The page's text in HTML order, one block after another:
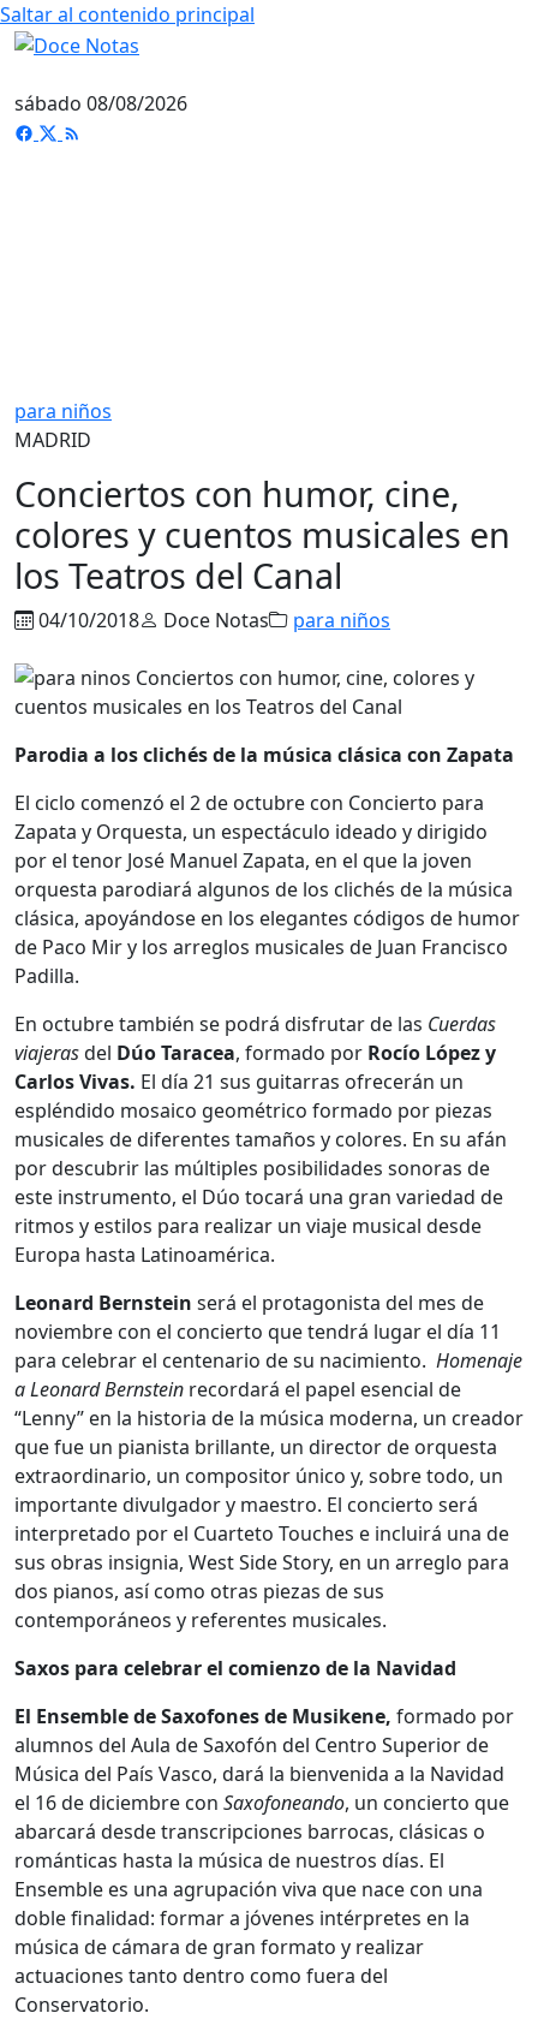
Saltar al contenido principal
sábado 08/08/2026
para niños
MADRID
Conciertos con humor, cine,
colores y cuentos musicales en
los Teatros del Canal
04/10/2018 Doce Notas para niños
Parodia a los clichés de la música clásica con Zapata
El ciclo comenzó el 2 de octubre con Concierto para
Zapata y Orquesta, un espectáculo ideado y dirigido
por el tenor José Manuel Zapata, en el que la joven
orquesta parodiará algunos de los clichés de la música
clásica, apoyándose en los elegantes códigos de humor
de Paco Mir y los arreglos musicales de Juan Francisco
Padilla.
En octubre también se podrá disfrutar de las Cuerdas
viajerasdel Dúo Taracea, formado por Rocío López y
Carlos Vivas. El día 21 sus guitarras ofrecerán un
espléndido mosaico geométrico formado por piezas
musicales de diferentes tamaños y colores. En su afán
por descubrir las múltiples posibilidades sonoras de
este instrumento, el Dúo tocará una gran variedad de
ritmos y estilos para realizar un viaje musical desde
Europa hasta Latinoamérica.
Leonard Bernstein será el protagonista del mes de
noviembre con el concierto que tendrá lugar el día 11
para celebrar el centenario de su nacimiento. Homenaje
a Leonard Bernstein recordará el papel esencial de
“Lenny” en la historia de la música moderna, un creador
que fue un pianista brillante, un director de orquesta
extraordinario, un compositor único y, sobre todo, un
importante divulgador y maestro. El concierto será
interpretado por el Cuarteto Touches e incluirá una de
sus obras insignia, West Side Story, en un arreglo para
dos pianos, así como otras piezas de sus
contemporáneos y referentes musicales.
Saxos para celebrar el comienzo de la Navidad
El Ensemble de Saxofones de Musikene, formado por
alumnos del Aula de Saxofón del Centro Superior de
Música del País Vasco, dará la bienvenida a la Navidad
el 16 de diciembre con Saxofoneando, un concierto que
abarcará desde transcripciones barrocas, clásicas o
románticas hasta la música de nuestros días. El
Ensemble es una agrupación viva que nace con una
doble finalidad: formar a jóvenes intérpretes en la
música de cámara de gran formato y realizar
actuaciones tanto dentro como fuera del
Conservatorio.